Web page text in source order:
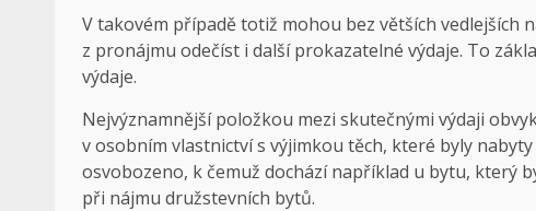
V takovém případě totiž mohou bez větších vedlejších
z pronájmu odečíst i další prokazatelné výdaje. To
výdaje.
Nejvýznamnější položkou mezi skutečnými výdaji
v osobním vlastnictví s výjimkou těch, které byly
osvobozeno, k čemuž dochází například u bytu, který
při nájmu družstevních bytů.